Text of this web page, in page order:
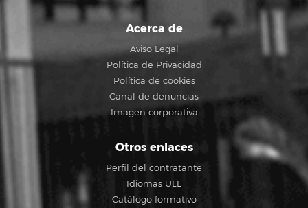
Acerca de
Aviso Legal
Política de Privacidad
Política de cookies
Canal de denuncias
Imagen corporativa
Otros enlaces
Perfil del contratante
Idiomas ULL
Catálogo formativo